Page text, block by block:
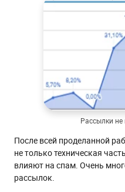
Рассылки
После всей проделанной
не только техническая
влияют на спам. Очень
рассылок.